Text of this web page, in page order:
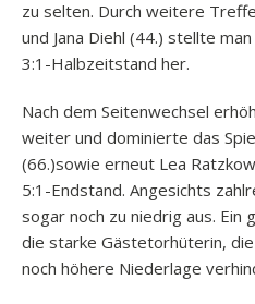
zu selten. Durch weitere
und Jana Diehl (44.) stellte
3:1-Halbzeitstand her.
Nach dem Seitenwechsel
weiter und dominierte das
(66.)sowie erneut Lea
5:1-Endstand. Angesichts
sogar noch zu niedrig aus.
die starke Gästetorhüterin,
noch höhere Niederlage